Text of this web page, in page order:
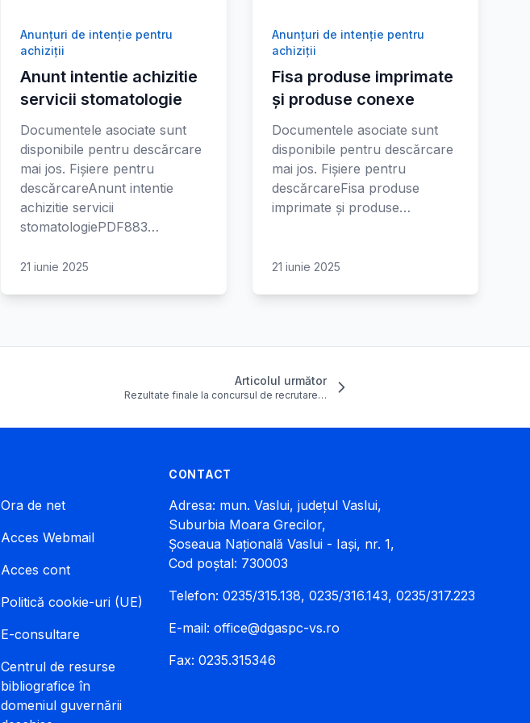
Anunțuri de intenție pentru
achiziții
Anunt intentie achizitie
servicii stomatologie
Documentele asociate sunt
disponibile pentru descărcare
mai jos. Fișiere pentru
descărcareAnunt intentie
achizitie servicii
stomatologiePDF883…
21 iunie 2025
Anunțuri de intenție pentru
achiziții
Fisa produse imprimate
și produse conexe
Documentele asociate sunt
disponibile pentru descărcare
mai jos. Fișiere pentru
descărcareFisa produse
imprimate și produse…
21 iunie 2025
Articolul următor
Rezultate finale la concursul de recrutare…
Ora de net
Acces Webmail
Acces cont
Politică cookie-uri (UE)
E-consultare
Centrul de resurse
bibliografice în
domeniul guvernării
CONTACT
Adresa: mun. Vaslui, județul Vaslui,
Suburbia Moara Grecilor,
Șoseaua Națională Vaslui - Iași, nr. 1,
Cod poștal: 730003
Telefon: 0235/315.138, 0235/316.143, 0235/317.223
E-mail: office@dgaspc-vs.ro
Fax: 0235.315346